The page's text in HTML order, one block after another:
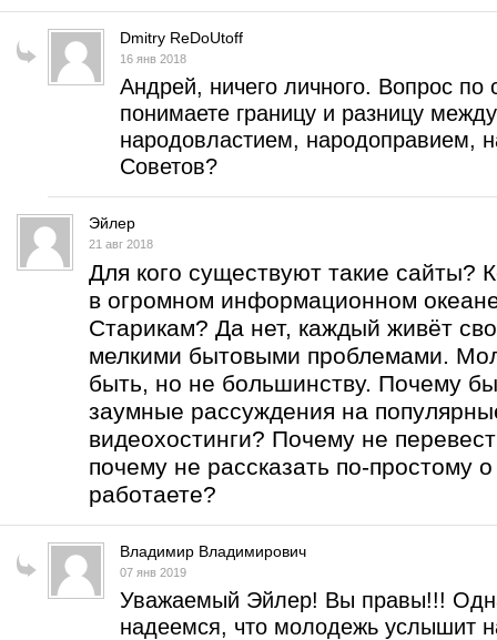
Dmitry ReDoUtoff
16 янв 2018
Андрей, ничего личного. Вопрос по
понимаете границу и разницу
народовластием, народоправием,
Советов?
Эйлер
21 авг 2018
Для кого существуют такие сайты?
в огромном информационном
Старикам? Да нет, каждый живёт
мелкими бытовыми проблемами.
быть, но не большинству. Почему
заумные рассуждения на
видеохостинги? Почему не
почему не рассказать по-простому
работаете?
Владимир Владимирович
07 янв 2019
Уважаемый Эйлер! Вы правы!!!
надеемся, что молодежь услышит